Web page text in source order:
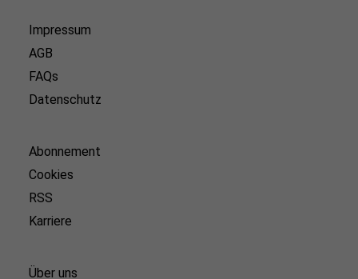
Impressum
AGB
FAQs
Datenschutz
Abonnement
Cookies
RSS
Karriere
Über uns